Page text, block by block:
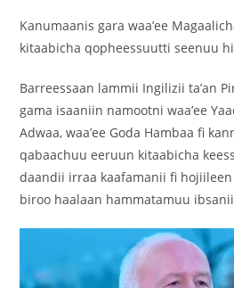
‎Kanumaanis gara waa’ee
kitaabicha qopheessuutti seenuu
‎Barreessaan lammii Ingilizii ta’an
gama isaaniin namootni waa’ee
Adwaa, waa’ee Goda Hambaa fi
qabaachuu eeruun kitaabicha
daandii irraa kaafamanii fi
biroo haalaan hammatamuu